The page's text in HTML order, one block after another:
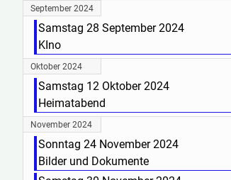
September 2024
Samstag 28 September 2024
KIno
Oktober 2024
Samstag 12 Oktober 2024
Heimatabend
November 2024
Sonntag 24 November 2024
Bilder und Dokumente